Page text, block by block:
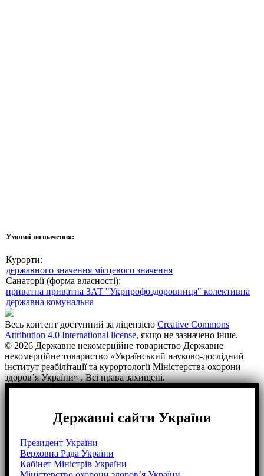
Умовні позначення:
Курорти:
державного значення місцевого значення
Санаторії (форма власності):
приватна приватна ЗАТ "Укрпрофоздоровниця" колективна
державна комунальна
Весь контент доступний за ліцензією Creative Commons
Attribution 4.0 International license, якщо не зазначено інше.
© 2026 Державне некомерційне товариство Державне
некомерційне товариство «Український науково-дослідний
інститут реабілітації та курортології Міністерства охорони
здоров’я України» . Всі права захищені.
Державні сайти України
Президент України
Верховна Рада України
Кабінет Міністрів України